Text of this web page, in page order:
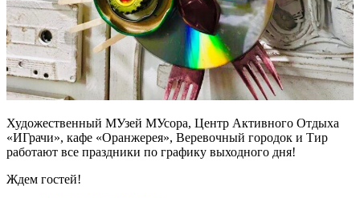
Художественный МУзей МУсора, Центр Активного Отдыха
«ИГрачи», кафе «Оранжерея», Веревочный городок и Тир
работают все праздники по графику выходного дня!
Ждем гостей!